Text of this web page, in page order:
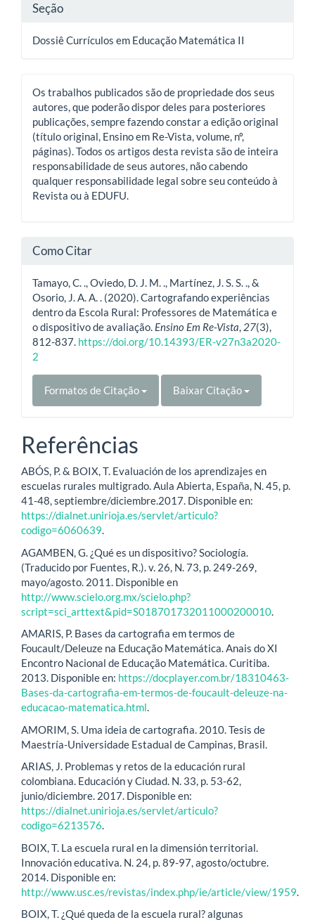
Seção
Dossiê Currículos em Educação Matemática II
Os trabalhos publicados são de propriedade dos seus
autores, que poderão dispor deles para posteriores
publicações, sempre fazendo constar a edição original
(título original, Ensino em Re-Vista, volume, nº,
páginas). Todos os artigos desta revista são de inteira
responsabilidade de seus autores, não cabendo
qualquer responsabilidade legal sobre seu conteúdo à
Revista ou à EDUFU.
Como Citar
Tamayo, C. ., Oviedo, D. J. M. ., Martínez, J. S. S. ., &
Osorio, J. A. A. . (2020). Cartografando experiências
dentro da Escola Rural: Professores de Matemática e
o dispositivo de avaliação. Ensino Em Re-Vista 27(3),
812-837. https://doi.org/10.14393/ER-v27n3a2020-
2
Formatos de Citação Baixar Citação
Referências
ABÓS, P. & BOIX, T. Evaluación de los aprendizajes en
escuelas rurales multigrado. Aula Abierta, España, N. 45, p.
41-48, septiembre/diciembre.2017. Disponible en:
https://dialnet.unirioja.es/servlet/articulo?
codigo=6060639.
AGAMBEN, G. ¿Qué es un dispositivo? Sociología.
(Traducido por Fuentes, R.). v. 26, N. 73, p. 249-269,
mayo/agosto. 2011. Disponible en
http://www.scielo.org.mx/scielo.php?
script=sci_arttext&pid=S018701732011000200010
AMARIS, P. Bases da cartografia em termos de
Foucault/Deleuze na Educação Matemática. Anais do XI
Encontro Nacional de Educação Matemática. Curitiba.
2013. Disponible en: https://docplayer.com.br/18310463-
Bases-da-cartografia-em-termos-de-foucault-deleuze-na-
educacao-matematica.html.
AMORIM, S. Uma ideia de cartografia. 2010. Tesis de
Maestría-Universidade Estadual de Campinas, Brasil.
ARIAS, J. Problemas y retos de la educación rural
colombiana. Educación y Ciudad. N. 33, p. 53-62,
junio/diciembre. 2017. Disponible en:
https://dialnet.unirioja.es/servlet/articulo?
codigo=6213576.
BOIX, T. La escuela rural en la dimensión territorial.
Innovación educativa. N. 24, p. 89-97, agosto/octubre.
2014. Disponible en:
http://www.usc.es/revistas/index.php/ie/article/view/1959
BOIX, T. ¿Qué queda de la escuela rural? algunas